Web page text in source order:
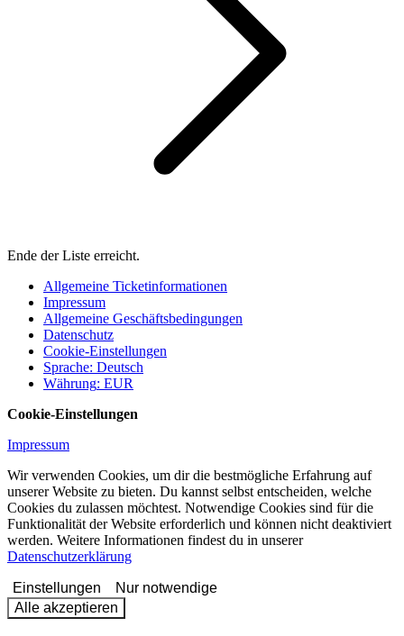
Ende der Liste erreicht.
Allgemeine Ticketinformationen
Impressum
Allgemeine Geschäftsbedingungen
Datenschutz
Cookie-Einstellungen
Sprache: Deutsch
Währung: EUR
Cookie-Einstellungen
Impressum
Wir verwenden Cookies, um dir die bestmögliche Erfahrung auf
unserer Website zu bieten. Du kannst selbst entscheiden, welche
Cookies du zulassen möchtest. Notwendige Cookies sind für die
Funktionalität der Website erforderlich und können nicht deaktiviert
werden. Weitere Informationen findest du in unserer
Datenschutzerklärung
Einstellungen
Nur notwendige
Alle akzeptieren